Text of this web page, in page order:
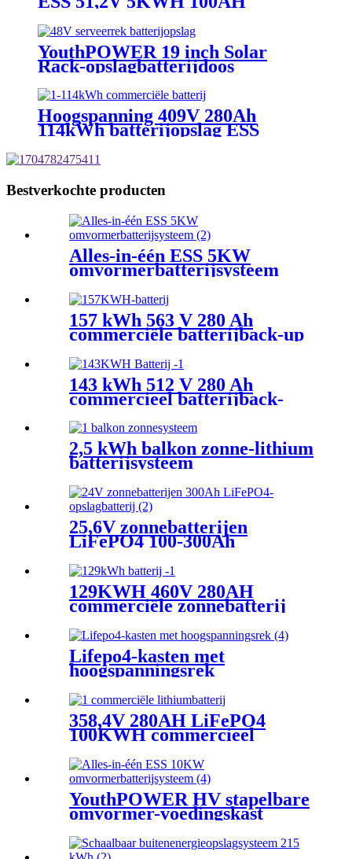
lithiumbatterij
YouthPOWER 19 inch Solar
Rack-opslagbatterijdoos
Hoogspanning 409V 280Ah
114kWh batterijopslag ESS
Bestverkochte producten
Alles-in-één ESS 5KW
omvormerbatterijsysteem
157 kWh 563 V 280 Ah
commerciële batterijback-up
143 kWh 512 V 280 Ah
commercieel batterijback-
2,5 kWh balkon zonne-lithium
batterijsysteem
25,6V zonnebatterijen
LiFePO4 100-300Ah
129KWH 460V 280AH
commerciële zonnebatterij
Lifepo4-kasten met
hoogspanningsrek
358,4V 280AH LiFePO4
100KWH commercieel
YouthPOWER HV stapelbare
omvormer-voedingskast